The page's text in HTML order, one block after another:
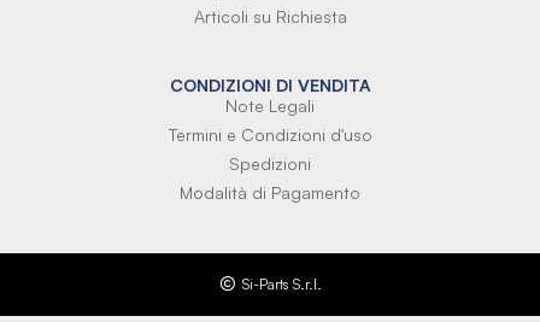
Articoli su Richiesta
CONDIZIONI DI VENDITA
Note Legali
Termini e Condizioni d'uso
Spedizioni
Modalità di Pagamento
Si-Parts S.r.l.